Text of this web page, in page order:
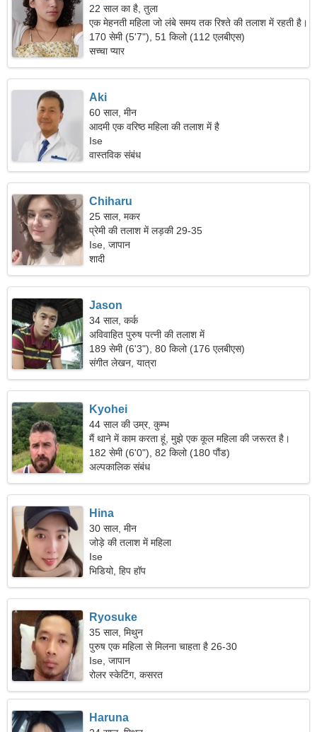
22 साल का है, तुला
एक मेहनती महिला जो लंबे समय तक रिश्ते की तलाश में रहती है।
170 सेमी (5'7"), 51 किलो (112 एलबीएस)
सच्चा प्यार
Aki
60 साल, मीन
आदमी एक वरिष्ठ महिला की तलाश में है
Ise
वास्तविक संबंध
Chiharu
25 साल, मकर
प्रेमी की तलाश में लड़की 29-35
Ise, जापान
शादी
Jason
34 साल, कर्क
अविवाहित पुरुष पत्नी की तलाश में
189 सेमी (6'3"), 80 किलो (176 एलबीएस)
संगीत लेखन, यात्रा
Kyohei
44 साल की उम्र, कुम्भ
मैं थाने में काम करता हूं, मुझे एक कूल महिला की जरूरत है।
182 सेमी (6'0"), 82 किलो (180 पौंड)
अल्पकालिक संबंध
Hina
30 साल, मीन
जोड़े की तलाश में महिला
Ise
भिडियो, हिप हॉप
Ryosuke
35 साल, मिथुन
पुरुष एक महिला से मिलना चाहता है 26-30
Ise, जापान
रोलर स्केटिंग, कसरत
Haruna